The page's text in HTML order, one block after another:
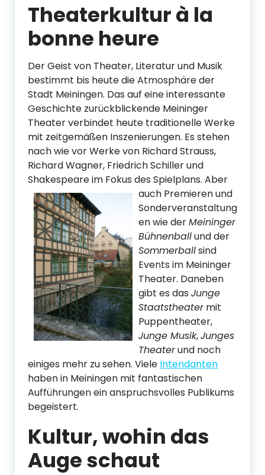
Theaterkultur à la
bonne heure
Der Geist von Theater, Literatur und Musik
bestimmt bis heute die Atmosphäre der
Stadt Meiningen. Das auf eine interessante
Geschichte zurückblickende Meininger
Theater verbindet heute traditionelle Werke
mit zeitgemäßen Inszenierungen. Es stehen
nach wie vor Werke von Richard Strauss,
Richard Wagner, Friedrich Schiller und
Shakespeare im Fokus des Spielplans. Aber
auch Premieren und
Sonderveranstaltung
en wie derMeininger
Bühnenballund der
Sommerballsind
Events im Meininger
Theater. Daneben
gibt es das Junge
Staatstheatermit
Puppentheater,
Junge Musik,Junges
Theaterund noch
einiges mehr zu sehen. Viele Intendanten
haben in Meiningen mit fantastischen
Aufführungen ein anspruchsvolles Publikums
begeistert.
Kultur, wohin das
Auge schaut